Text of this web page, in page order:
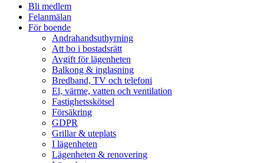
Bli medlem
Felanmälan
För boende
Andrahandsuthyrning
Att bo i bostadsrätt
Avgift för lägenheten
Balkong & inglasning
Bredband, TV och telefoni
El, värme, vatten och ventilation
Fastighetsskötsel
Försäkring
GDPR
Grillar & uteplats
I lägenheten
Lägenheten & renovering